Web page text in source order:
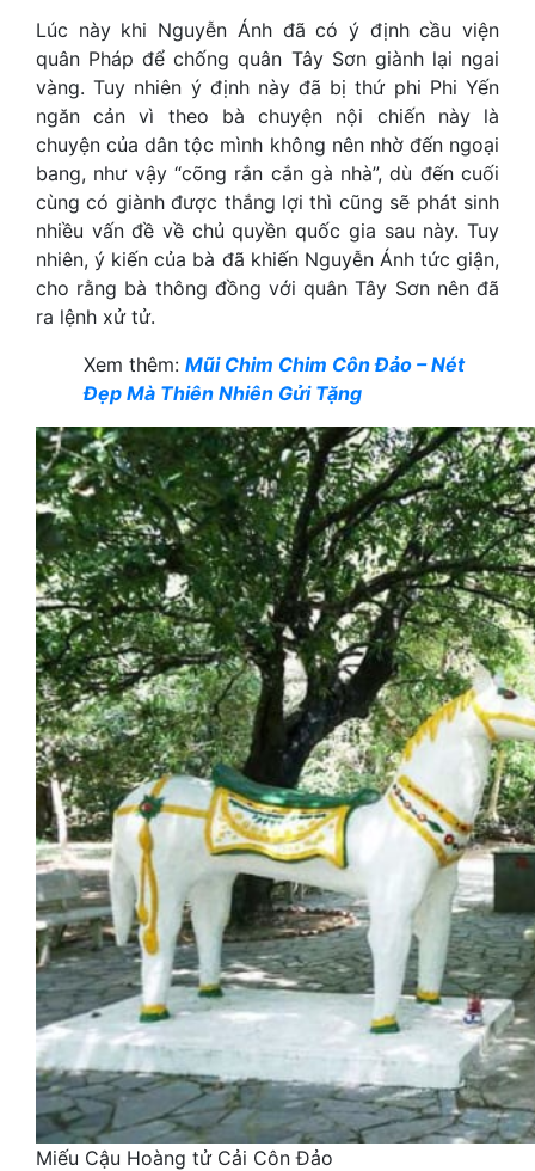
Lúc này khi Nguyễn Ánh đã có ý định cầu viện
quân Pháp để chống quân Tây Sơn giành lại ngai
vàng. Tuy nhiên ý định này đã bị thứ phi Phi Yến
ngăn cản vì theo bà chuyện nội chiến này là
chuyện của dân tộc mình không nên nhờ đến ngoại
bang, như vậy “cõng rắn cắn gà nhà”, dù đến cuối
cùng có giành được thắng lợi thì cũng sẽ phát sinh
nhiều vấn đề về chủ quyền quốc gia sau này. Tuy
nhiên, ý kiến của bà đã khiến Nguyễn Ánh tức giận,
cho rằng bà thông đồng với quân Tây Sơn nên đã
ra lệnh xử tử.
Xem thêm: Mũi Chim Chim Côn Đảo – Nét
Đẹp Mà Thiên Nhiên Gửi Tặng
Miếu Cậu Hoàng tử Cải Côn Đảo